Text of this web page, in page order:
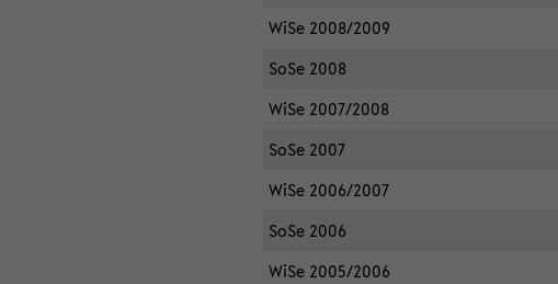
WiSe 2008/2009
SoSe 2008
WiSe 2007/2008
SoSe 2007
WiSe 2006/2007
SoSe 2006
WiSe 2005/2006